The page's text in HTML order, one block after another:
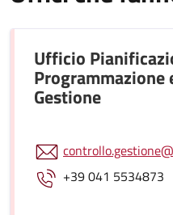
Ufficio
Programmazione
Gestione
+39 041 5534873